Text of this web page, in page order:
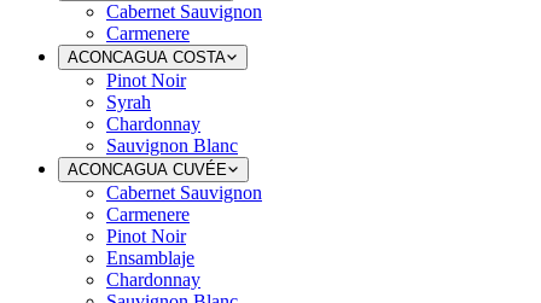
Cabernet Sauvignon
Carmenere
ACONCAGUA COSTA
Pinot Noir
Syrah
Chardonnay
Sauvignon Blanc
ACONCAGUA CUVÉE
Cabernet Sauvignon
Carmenere
Pinot Noir
Ensamblaje
Chardonnay